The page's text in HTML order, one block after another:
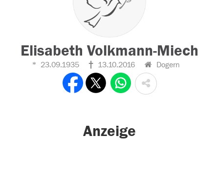
Elisabeth Volkmann-Miech
23.09.1935 13.10.2016 Dogern
Anzeige